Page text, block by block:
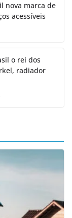
nova marca de
acessíveis
o rei dos
radiador